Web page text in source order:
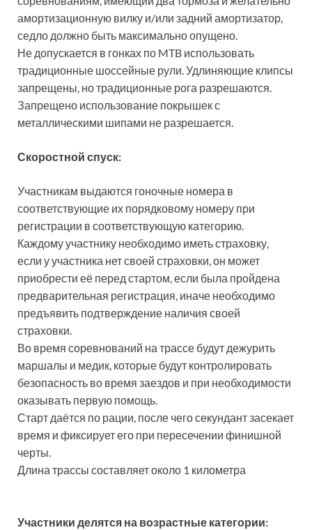
амортизационную вилку и/или задний амортизатор,
седло должно быть максимально опущено.
Не допускается в гонках по MTB использовать
традиционные шоссейные рули. Удлиняющие клипсы
запрещены, но традиционные рога разрешаются.
Запрещено использование покрышек с
металлическими шипами не разрешается.
Скоростной спуск:
Участникам выдаются гоночные номера в
соответствующие их порядковому номеру при
регистрации в соответствующую категорию.
Каждому участнику необходимо иметь страховку,
если у участника нет своей страховки, он может
приобрести её перед стартом, если была пройдена
предварительная регистрация, иначе необходимо
предъявить подтверждение наличия своей
страховки.
Во время соревнований на трассе будут дежурить
маршалы и медик, которые будут контролировать
безопасность во время заездов и при необходимости
оказывать первую помощь.
Старт даётся по рации, после чего секундант засекает
время и фиксирует его при пересечении финишной
черты.
Длина трассы составляет около 1 километра
Участники делятся на возрастные категории: